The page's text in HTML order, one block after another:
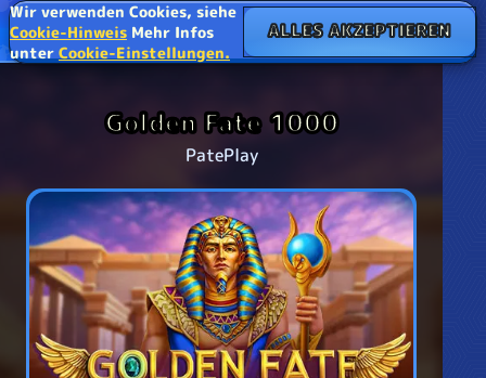
Golden Fate 1000
PatePlay
Wir verwenden Cookies, siehe
Cookie-Hinweis Mehr Infos
unter Cookie-Einstellungen.
ALLES AKZEPTIEREN